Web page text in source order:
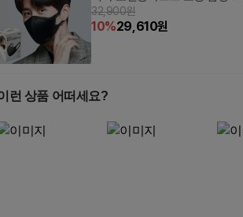
32,900원
10%29,610원
런 상품 어떠세요?